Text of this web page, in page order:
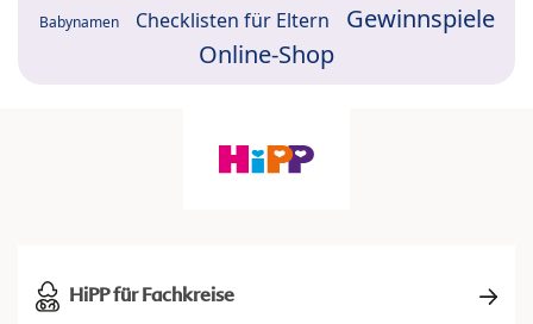
Babynamen Checklisten für Eltern
Gewinnspiele
Online-Shop
HiPP für Fachkreise